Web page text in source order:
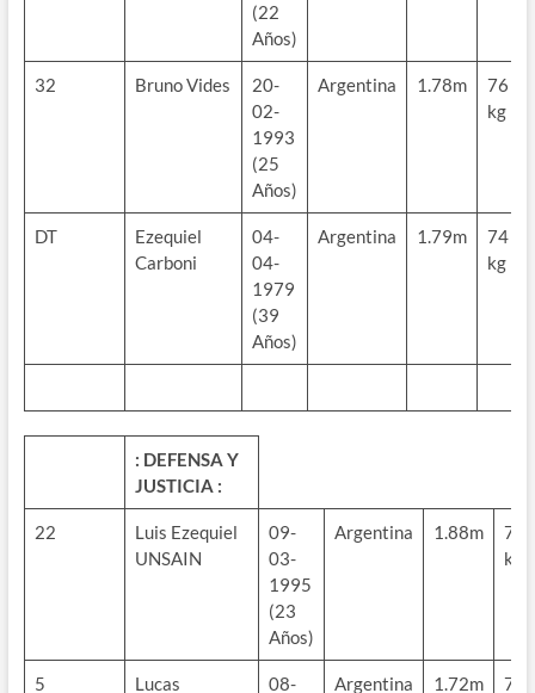
(22
Años)
32 Bruno Vides
20-
02-
1993
(25
Años)
Argentina 1.78m
76
kg
DT
Ezequiel
Carboni
04-
04-
1979
(39
Años)
Argentina 1.79m
74
kg
: DEFENSA Y
JUSTICIA :
22
Luis Ezequiel
UNSAIN
09-
03-
1995
(23
Años)
Argentina 1.88m
72
kg
5 Lucas 08- Argentina 1.72m 70